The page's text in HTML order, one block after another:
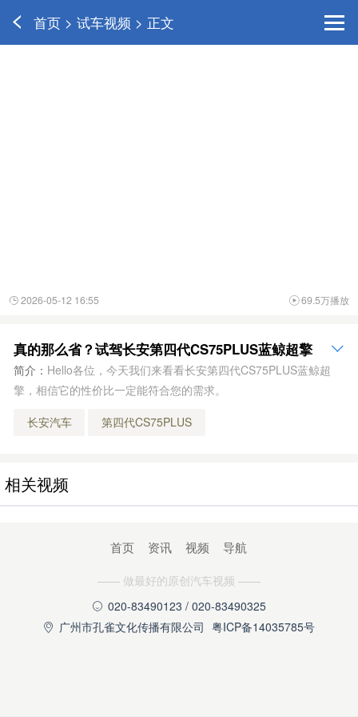
首页 > 试车视频 > 正文
 69.5万播放
 2026-05-12 16:55
真的那么省？试驾长安第四代CS75PLUS蓝鲸超擎 
简介： Hello各位，今天我们来看看长安第四代CS75PLUS蓝鲸超
擎，相信它的性价比一定能符合您的需求。
长安汽车 第四代CS75PLUS
相关视频
首页 资讯 视频 导航
—— 做最好的原创汽车视频 ——
 020-83490123 / 020-83490325
 广州市孔雀文化传播有限公司 粤ICP备14035785号